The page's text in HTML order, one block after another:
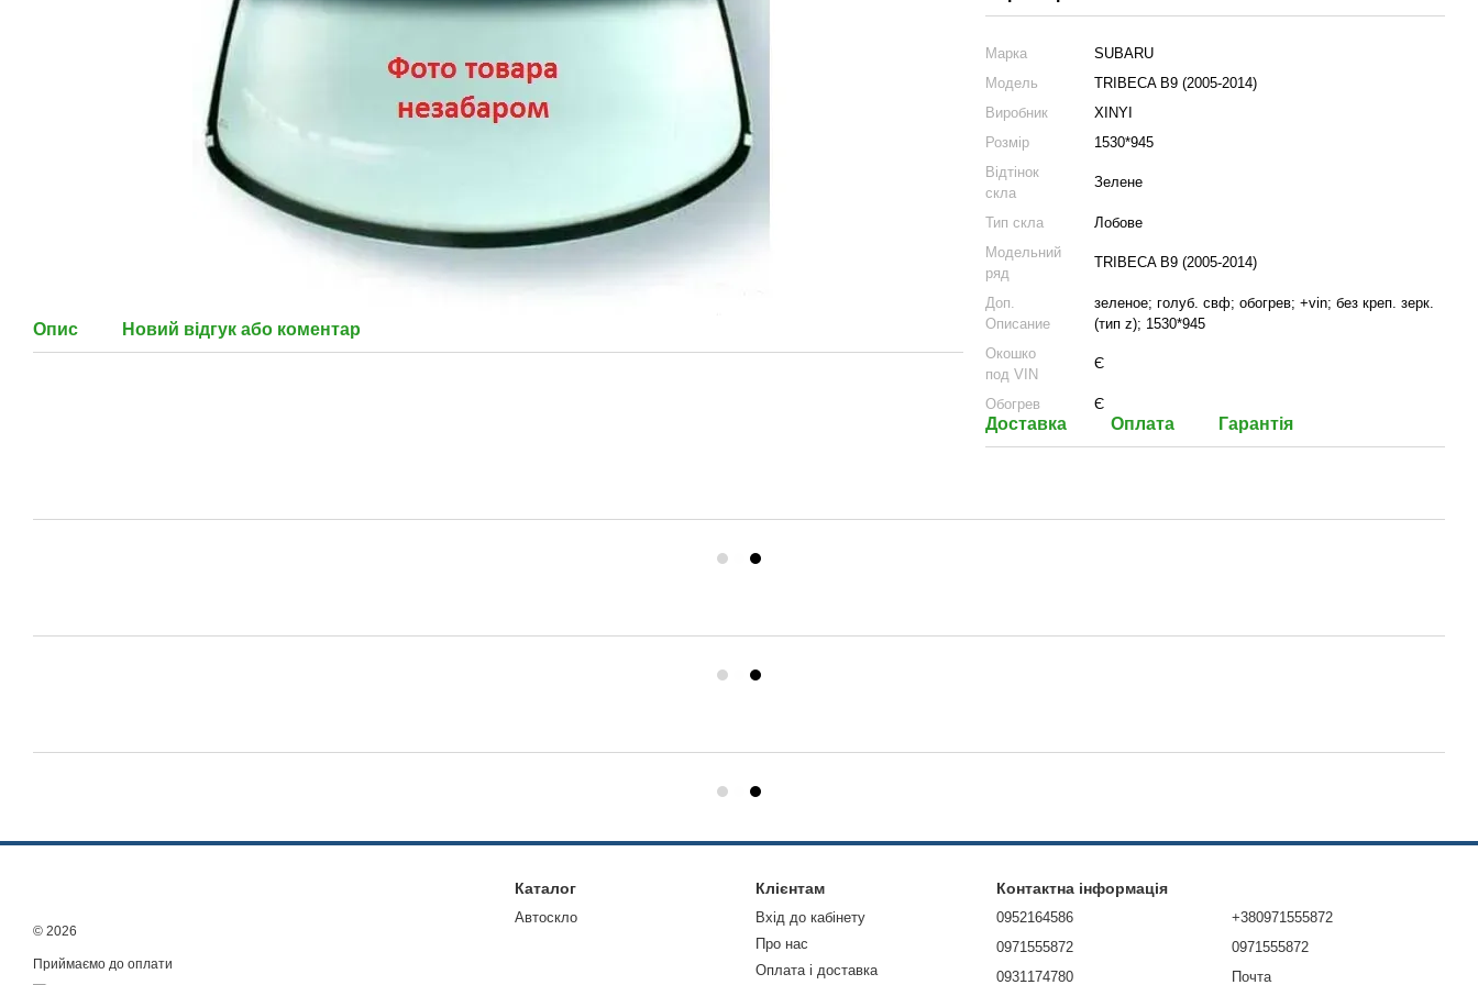
Опис Новий відгук або коментар
Марка
SUBARU
Модель
TRIBECA B9 (2005-2014)
Виробник
XINYI
Розмір
1530*945
Відтінок
скла
Зелене
Тип скла
Лобове
Модельний
ряд
TRIBECA B9 (2005-2014)
Доп.
Описание
зеленое; голуб. свф; обогрев; +vin; без креп. зерк.
(тип z); 1530*945
Окошко
под VIN
Є
Обогрев Є
Доставка Оплата Гарантія
© 2026
Приймаємо до оплати
Каталог
Автоскло
Клієнтам
Вхід до кабінету
Про нас
Оплата і доставка
Контактна інформація
0952164586
0971555872
0931174780
+380971555872
0971555872
Почта